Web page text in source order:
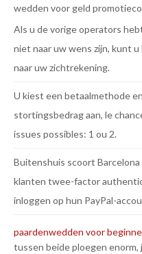
wedden voor geld
Als u de vorige operators
niet naar uw wens zijn, kunt
naar uw zichtrekening.
U kiest een betaalmethode
stortingsbedrag aan, le
issues possibles: 1 ou 2.
Buitenshuis scoort
klanten twee-factor
inloggen op hun PayPal-
paardenwedden voor
tussen beide ploegen